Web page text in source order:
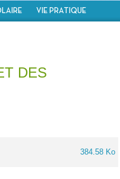
VIE PRATIQUE
DES
384.58 Ko